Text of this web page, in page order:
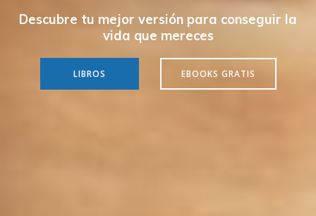
Descubre tu mejor versión para conseguir la
vida que mereces
LIBROS EBOOKS GRATIS